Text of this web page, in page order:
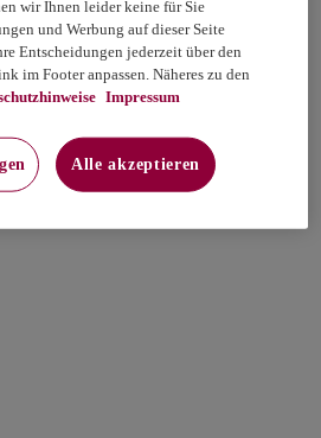
wir Ihnen leider keine für Sie
und Werbung auf dieser Seite
Entscheidungen jederzeit über den
im Footer anpassen. Näheres zu den
Impressum
Alle akzeptieren